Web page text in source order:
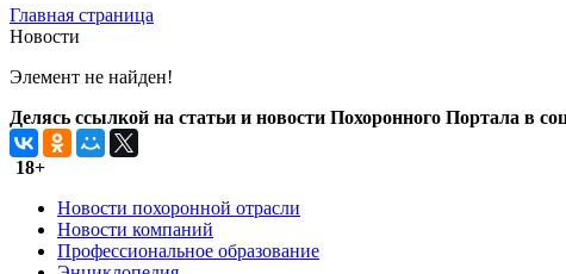
Главная страница
Новости
Элемент не найден!
Делясь ссылкой на статьи и новости Похоронного Портала в
18+
Новости похоронной отрасли
Новости компаний
Профессиональное образование